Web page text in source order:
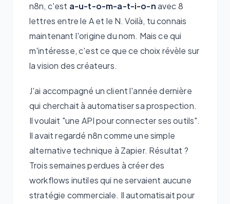
n8n, c'est a-u-t-o-m-a-t-i-o-navec 8
lettres entre le A et le N. Voilà, tu connais
maintenant l'origine du nom. Mais ce qui
m'intéresse, c'est ce que ce choix révèle sur
la vision des créateurs.
J'ai accompagné un client l'année dernière
qui cherchait à automatiser sa prospection.
Il voulait "une API pour connecter ses outils".
Il avait regardé n8n comme une simple
alternative technique à Zapier. Résultat ?
Trois semaines perdues à créer des
workflows inutiles qui ne servaient aucune
stratégie commerciale. Il automatisait pour